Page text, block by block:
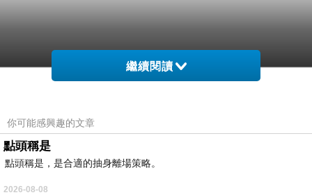
繼續閱讀
你可能感興趣的文章
點頭稱是
點頭稱是，是合適的抽身離場策略。
2026-08-08